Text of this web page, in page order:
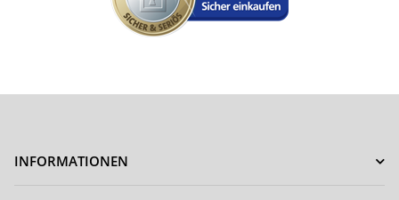
INFORMATIONEN